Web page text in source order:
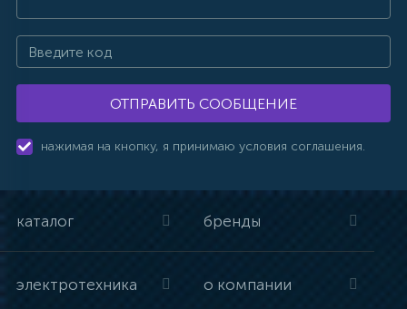
ОТПРАВИТЬ СООБЩЕНИЕ
нажимая на кнопку, я принимаю условия соглашения.
каталог бренды
электротехника о компании